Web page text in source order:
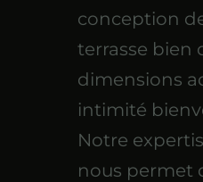
conception
terrasse bien
dimensions
intimité
Notre
nous permet